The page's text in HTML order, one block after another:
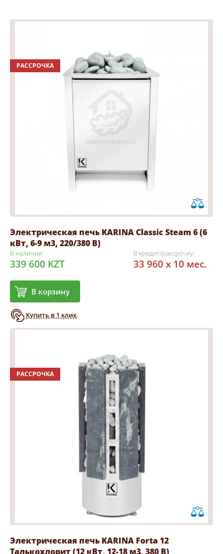
РАССРОЧКА
Электрическая печь KARINA Classic Steam 6 (6
кВт, 6-9 м3, 220/380 В)
В наличии
339 600 KZT
В корзину
Купить в 1 клик
В кредит/рассрочку:
33 960 x 10 мес.
РАССРОЧКА
Электрическая печь KARINA Forta 12
Талькохлорит (12 кВт, 12-18 м3, 380 В)